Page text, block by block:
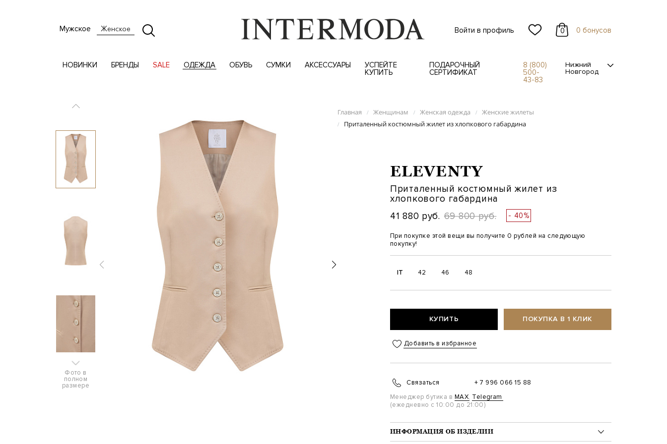
Мужское Женское Войти в профиль 0 0 бонусов
НОВИНКИ БРЕНДЫ SALE ОДЕЖДА ОБУВЬ СУМКИ АКСЕССУАРЫ
УСПЕЙТЕ
КУПИТЬ
ПОДАРОЧНЫЙ
СЕРТИФИКАТ
8 (800)
500-
43-83
Нижний
Новгород
Фото в
полном
размере
Главная / Женщинам / Женская одежда / Женские жилеты
/ Приталенный костюмный жилет из хлопкового габардина
ELEVENTY
Приталенный костюмный жилет из
хлопкового габардина
41 880 руб. 69 800 руб. - 40%
При покупке этой вещи вы получите 0 рублей на следующую
покупку!
IT 42 46 48
КУПИТЬ ПОКУПКА В 1 КЛИК
Добавить в избранное
Связаться
+ 7 996 066 15 88
Менеджер бутика в MAX, Telegram
(ежедневно с 10:00 до 21:00)
ИНФОРМАЦИЯ ОБ ИЗДЕЛИИ